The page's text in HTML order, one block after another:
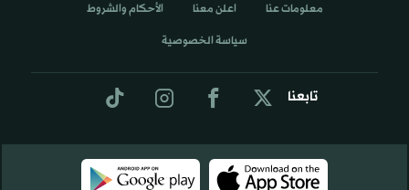
تابعنا
معلومات عنا اعلن معنا الأحكام والشروط
سياسة الخصوصية